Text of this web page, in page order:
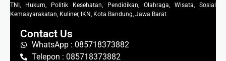
TNI, Hukum, Politik Kesehatan, Pendidikan, Olahraga, Wisata, Sosial
Kemasyarakatan, Kuliner, IKN, Kota Bandung, Jawa Barat
Contact Us
WhatsApp : 085718373882
Telepon : 085718373882